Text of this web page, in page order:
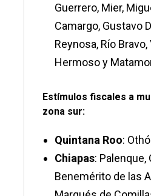
Guerrero, Mier,
Camargo, Gustavo
Reynosa, Río Bravo,
Hermoso y
Estímulos fiscales a
zona sur:
Quintana Roo:
Chiapas: Palenque,
Benemérito de las